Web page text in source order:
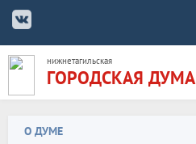
нижнетагильская
ГОРОДСКАЯ ДУМА
О ДУМЕ